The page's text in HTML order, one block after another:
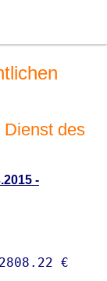
Dienst des
-